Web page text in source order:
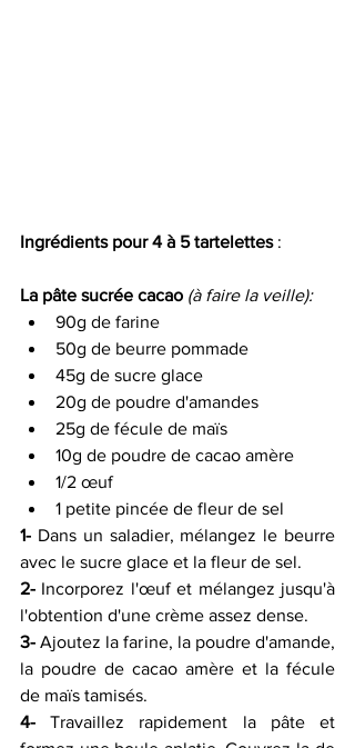
Ingrédients pour 4 à 5 tartelettes :
La pâte sucrée cacao (à faire la veille):
90g de farine
50g de beurre pommade
45g de sucre glace
20g de poudre d'amandes
25g de fécule de maïs
10g de poudre de cacao amère
1/2 œuf
1 petite pincée de fleur de sel
1- Dans un saladier, mélangez le beurre
avec le sucre glace et la fleur de sel.
2- Incorporez l'œuf et mélangez jusqu'à
l'obtention d'une crème assez dense.
3- Ajoutez la farine, la poudre d'amande,
la poudre de cacao amère et la fécule
de maïs tamisés.
4- Travaillez rapidement la pâte et